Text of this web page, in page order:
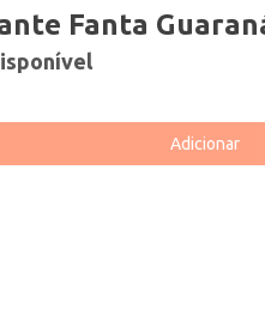
Fanta
Adicionar